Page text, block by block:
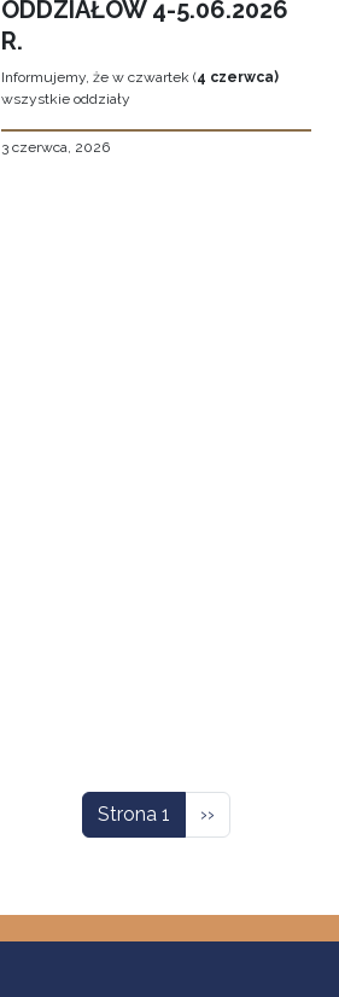
ODDZIAŁÓW 4-5.06.2026
R.
Informujemy, że w czwartek (4 czerwca)
wszystkie oddziały
3 czerwca, 2026
Strona 1 Następna strona
››